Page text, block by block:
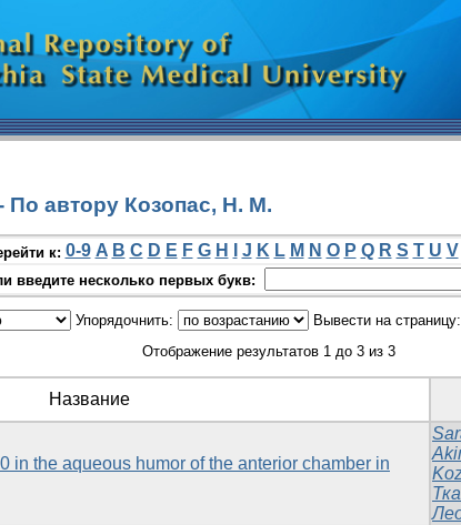
По автору Козопас, Н. М.
к: 0-9 A B C D E F G H J K L M N O P Q R S T U V
введите несколько первых букв:
Упорядочнить: Вывести на страницу:
Отображение результатов 1 до 3 из 3
Название
in the aqueous humor of the anterior chamber in